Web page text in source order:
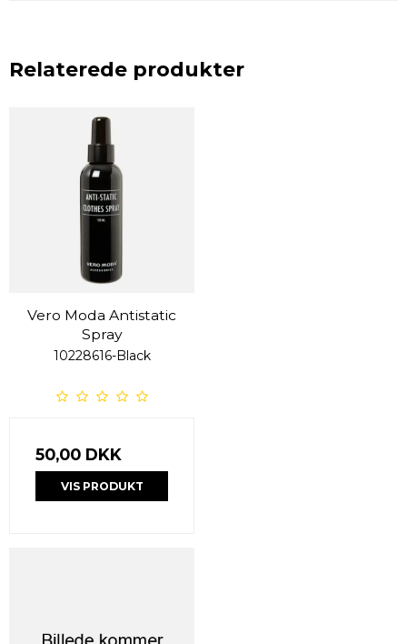
Relaterede produkter
Vero Moda Antistatic
Spray
10228616-Black
50,00 DKK
VIS PRODUKT